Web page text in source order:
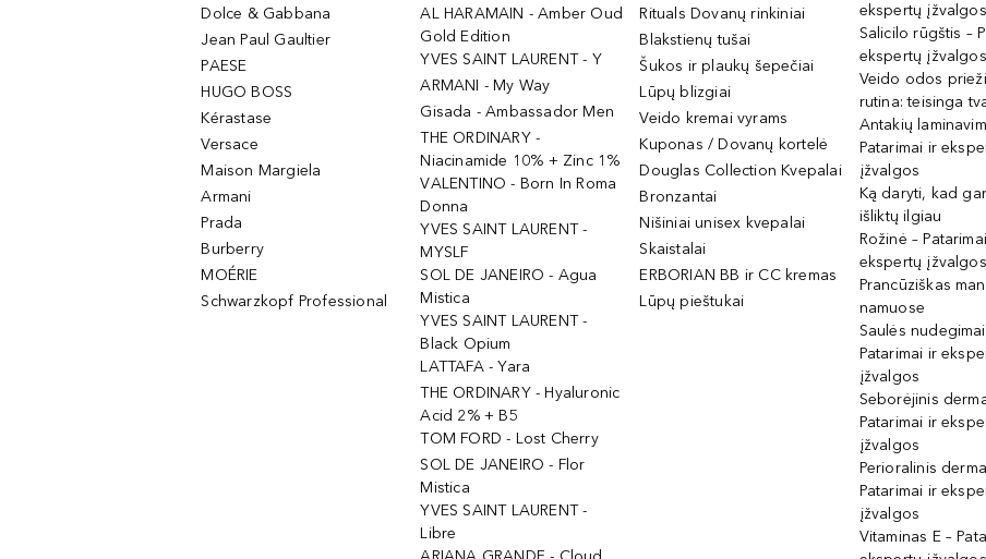
Dolce & Gabbana
Jean Paul Gaultier
PAESE
HUGO BOSS
Kérastase
Versace
Maison Margiela
Armani
Prada
Burberry
MOÉRIE
Schwarzkopf Professional
AL HARAMAIN - Amber Oud
Gold Edition
YVES SAINT LAURENT - Y
ARMANI - My Way
Gisada - Ambassador Men
THE ORDINARY -
Niacinamide 10% + Zinc 1%
VALENTINO - Born In Roma
Donna
YVES SAINT LAURENT -
MYSLF
SOL DE JANEIRO - Agua
Mistica
YVES SAINT LAURENT -
Black Opium
LATTAFA - Yara
THE ORDINARY - Hyaluronic
Acid 2% + B5
TOM FORD - Lost Cherry
SOL DE JANEIRO - Flor
Mistica
YVES SAINT LAURENT -
Libre
Rituals Dovanų rinkiniai
Blakstienų tušai
Šukos ir plaukų šepečiai
Lūpų blizgiai
Veido kremai vyrams
Kuponas / Dovanų kortelė
Douglas Collection Kvepalai
Bronzantai
Nišiniai unisex kvepalai
Skaistalai
ERBORIAN BB ir CC kremas
Lūpų pieštukai
ekspertų įžvalgos
Salicilo rūgštis –
ekspertų įžvalgos
Veido odos
rutina: teisinga
Antakių
Patarimai ir
įžvalgos
Ką daryti, kad
išliktų ilgiau
Rožinė –
ekspertų įžvalgos
Prancūziškas
namuose
Saulės
Patarimai ir
įžvalgos
Seborėjinis
Patarimai ir
įžvalgos
Perioralinis
Patarimai ir
įžvalgos
Vitaminas E –